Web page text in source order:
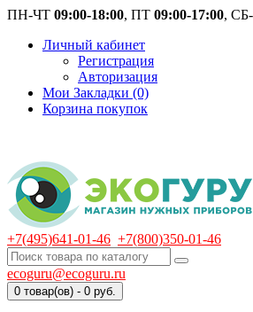
ПН-ЧТ 09:00-18:00, ПТ 09:00-17:00,
Личный кабинет
Регистрация
Авторизация
Мои Закладки (0)
Корзина покупок
+7(495)641-01-46 +7(800)350-01-46
ecoguru@ecoguru.ru
0 товар(ов) - 0 руб.